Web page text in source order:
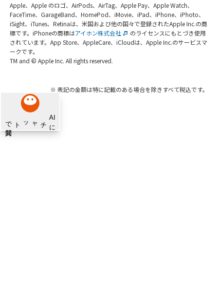
Apple、Apple のロゴ、AirPods、AirTag、Apple Pay、Apple Watch、
FaceTime、GarageBand、HomePod、iMovie、iPad、iPhone、iPhoto、
iSight、iTunes、Retinaは、米国および他の国々で登録されたApple Inc.の商
標です。iPhoneの商標はアイホン株式会社
のライセンスにもとづき使用
されています。App Store、AppleCare、iCloudは、Apple Inc.のサービスマ
ークです。
TM and © Apple Inc. All rights reserved.
※ 表記の金額は特に記載のある場合を除きすべて税込です。